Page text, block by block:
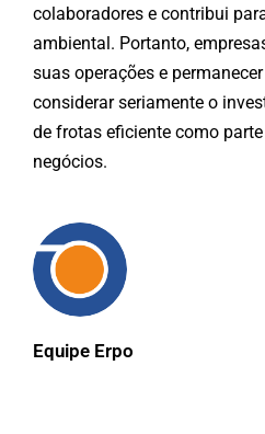
Equipe Erpo
colaboradores e contribui
ambiental. Portanto,
suas operações e
considerar seriamente o
de frotas eficiente como
negócios.